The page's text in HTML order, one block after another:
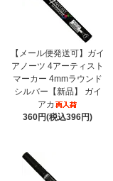
【メール便発送可】ガイ
アノーツ 4アーティスト
マーカー 4mmラウンド
シルバー【新品】 ガイ
アカ
360円(税込396円)